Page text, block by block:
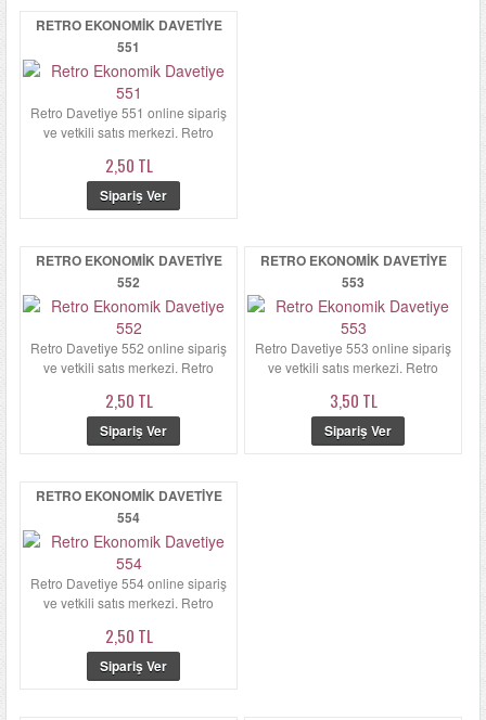
RETRO EKONOMIK DAVETIYE
551
Retro Davetiye 551 online sipariş
ve yetkili satış merkezi. Retro
2,50 TL
RETRO EKONOMIK DAVETIYE
552
Retro Davetiye 552 online sipariş
ve yetkili satış merkezi. Retro
2,50 TL
RETRO EKONOMIK DAVETIYE
553
Retro Davetiye 553 online sipariş
ve yetkili satış merkezi. Retro
3,50 TL
RETRO EKONOMIK DAVETIYE
554
Retro Davetiye 554 online sipariş
ve yetkili satış merkezi. Retro
2,50 TL